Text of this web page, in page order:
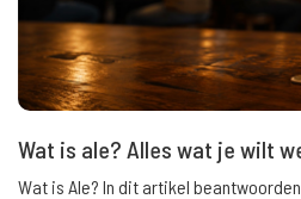
Wat is ale? Alles wat je wilt
Wat is Ale? In dit artikel